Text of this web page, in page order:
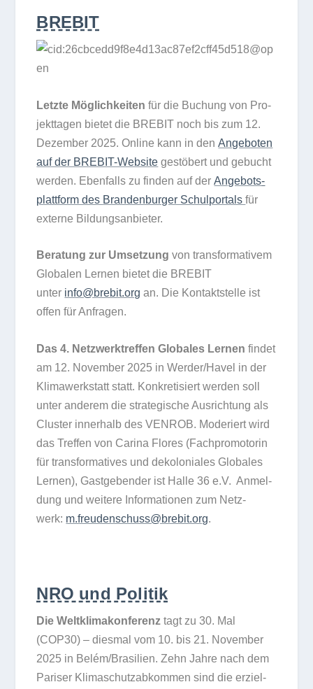
BREBIT
Letzte Mög­lich­kei­tenfür die Buchung von Pro­
jekt­ta­gen bie­tet die BREBIT noch bis zum 12.
Dezem­ber 2025. Online kann in denAnge­bo­ten
auf der BRE­BIT-Web­site gestö­bert und gebucht
wer­den. Eben­falls zu fin­den auf derAnge­bots­
platt­form des Bran­den­bur­ger Schul­por­talsfür
externe Bildungsanbieter.
Bera­tung zur Umset­zung von trans­for­ma­ti­vem
Glo­ba­len Ler­nen bie­tet die BREBIT
unter info@brebit.org an. Die Kon­takt­stelle ist
offen für Anfragen.
Das 4. Netz­werktref­fen Glo­ba­les Ler­nen fin­det
am 12. Novem­ber 2025 in Werder/​Havel in der
Kli­ma­werk­statt statt. Kon­kre­ti­siert wer­den soll
unter ande­rem die stra­te­gi­sche Aus­rich­tung als
Clus­ter inner­halb des VENROB. Mode­riert wird
das Tref­fen von Carina Flo­res (Fach­pro­mo­torin
für trans­for­ma­ti­ves und deko­lo­nia­les Glo­ba­les
Ler­nen), Gast­ge­ben­der ist Halle 36 e.V. Anmel­
dung und wei­tere Infor­ma­tio­nen zum Netz­
werk: m.freudenschuss@brebit.org.
NRO und Politik
Die Welt­kli­ma­kon­fe­renz tagt zu 30. Mal
(COP30) – dies­mal vom 10. bis 21. Novem­ber
2025 in Belém/​Brasilien. Zehn Jahre nach dem
Pari­ser Kli­ma­schutz­ab­kom­men sind die erziel­